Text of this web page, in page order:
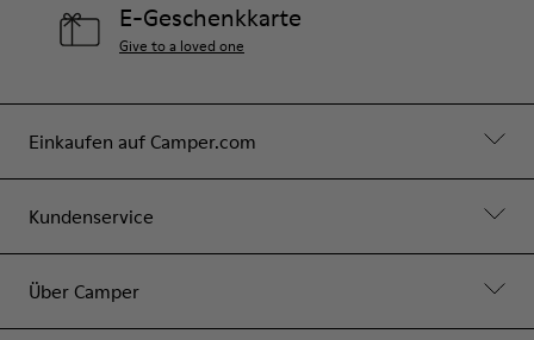
Einkaufen auf Camper.com
Kundenservice
Über Camper
E-Geschenkkarte
Give to a loved one